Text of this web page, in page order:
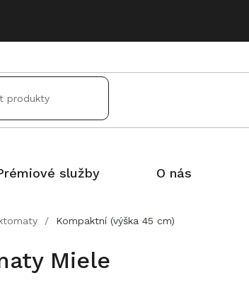
služby O nás
/ Kompaktní (výška 45 cm)
Miele